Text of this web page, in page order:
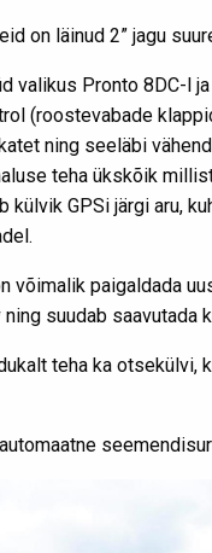
on läinud 2” jagu
valikus Pronto 8DC-l
(roostevabade
ning seeläbi
teha ükskõik
külvik GPSi järgi aru,
võimalik paigaldada
suudab saavutada
teha ka